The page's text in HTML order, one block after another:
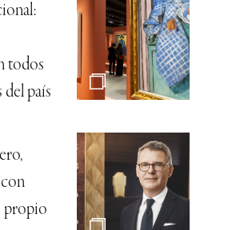
todos
país
propio